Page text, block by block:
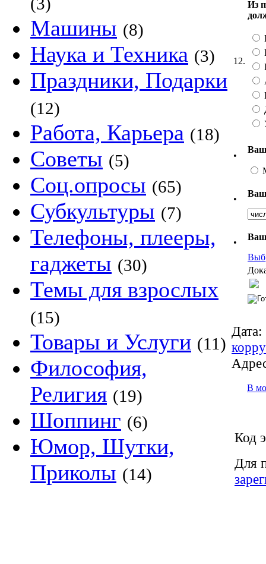
Машины (8)
Наука и Техника (3)
Праздники, Подарки
(12)
Работа, Карьера (18)
Советы (5)
Соц.опросы (65)
Субкультуры (7)
Телефоны, плееры,
гаджеты (30)
Темы для взрослых
(15)
Товары и Услуги (11)
Философия,
Религия (19)
Шоппинг (6)
Юмор, Шутки,
Приколы (14)
12.
Из
•
•
Ваш
•
Дата:
В
Код
Для